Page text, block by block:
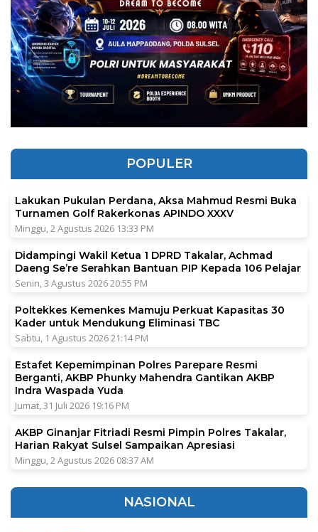
POPULER
Lakukan Pukulan Perdana, Aksa Mahmud Resmi Buka
Turnamen Golf Rakerkonas APINDO XXXV
Minggu, 2 Agustus 2026 13:33 PM
Didampingi Wakil Ketua 1 DPRD Takalar, Achmad
Daeng Se’re Serahkan Bantuan PIP Kepada 106 Pelajar
Senin, 3 Agustus 2026 20:55 PM
Poltekkes Kemenkes Mamuju Perkuat Kapasitas 30
Kader untuk Mendukung Eliminasi TBC
Sabtu, 1 Agustus 2026 21:14 PM
Estafet Kepemimpinan Polres Parepare Resmi
Berganti, AKBP Phunky Mahendra Gantikan AKBP
Indra Waspada Yuda
Jumat, 31 Juli 2026 19:16 PM
AKBP Ginanjar Fitriadi Resmi Pimpin Polres Takalar,
Harian Rakyat Sulsel Sampaikan Apresiasi
Minggu, 2 Agustus 2026 08:37 AM
NASIONAL